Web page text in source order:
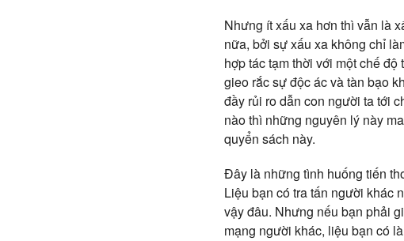
Nhưng ít xấu xa hơn thì vẫn là
nữa, bởi sự xấu xa không chỉ
hợp tác tạm thời với một chế
gieo rắc sự độc ác và tàn bạo
đầy rủi ro dẫn con người ta tới
nào thì những nguyên lý này
quyển sách này.
Đây là những tình huống tiến
Liệu bạn có tra tấn người khác
vậy đâu. Nhưng nếu bạn phải
mạng người khác, liệu bạn có